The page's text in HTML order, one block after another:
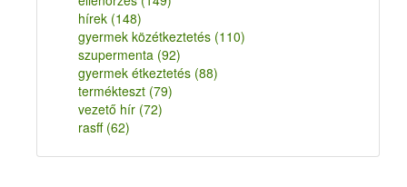
hírek (148)
gyermek közétkeztetés (110)
szupermenta (92)
gyermek étkeztetés (88)
termékteszt (79)
vezető hír (72)
rasff (62)